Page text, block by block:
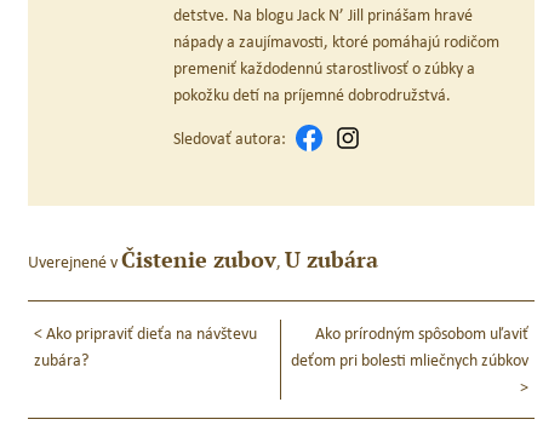
detstve. Na blogu Jack N’ Jill prinášam hravé
nápady a zaujímavosti, ktoré pomáhajú rodičom
premeniť každodennú starostlivosť o zúbky a
pokožku detí na príjemné dobrodružstvá.
Sledovať autora:
Uverejnené vČistenie zubov, U zubára
Navigácia
v
článku
<Ako pripraviť dieťa na návštevu
zubára?
Ako prírodným spôsobom uľaviť
deťom pri bolesti mliečnych zúbkov
>